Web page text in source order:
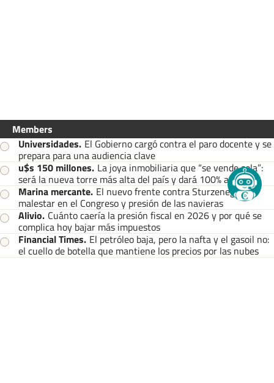
Members
Universidades. El Gobierno cargó contra el paro docente y se
prepara para una audiencia clave
u$s 150 millones. La joya inmobiliaria que “se vende sola”:
será la nueva torre más alta del país y dará 100% al río
Marina mercante. El nuevo frente contra Sturzenegger:
malestar en el Congreso y presión de las navieras
Alivio. Cuánto caería la presión fiscal en 2026 y por qué se
complica hoy bajar más impuestos
Financial Times. El petróleo baja, pero la nafta y el gasoil no:
el cuello de botella que mantiene los precios por las nubes